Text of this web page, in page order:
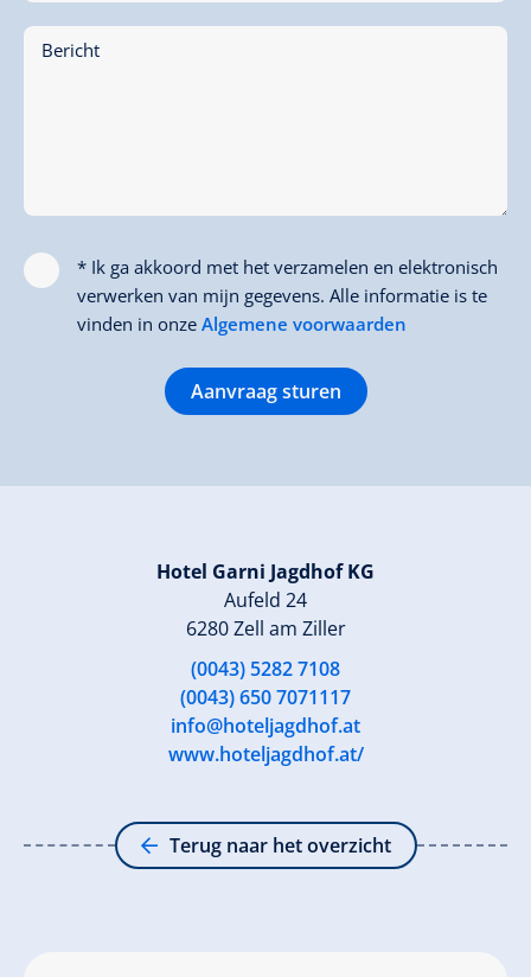
Bericht
* Ik ga akkoord met het verzamelen en elektronisch
verwerken van mijn gegevens. Alle informatie is te
vinden in onze Algemene voorwaarden
Aanvraag sturen
Hotel Garni Jagdhof KG
Aufeld 24
6280 Zell am Ziller
(0043) 5282 7108
(0043) 650 7071117
info@hoteljagdhof.at
www.hoteljagdhof.at/
Terug naar het overzicht